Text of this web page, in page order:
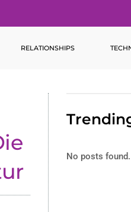
RELATIONSHIPS
No posts found.